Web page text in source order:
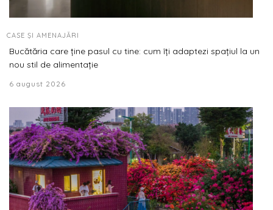
CASE ȘI AMENAJĂRI
Bucătăria care ține pasul cu tine: cum îți adaptezi spațiul la un
nou stil de alimentație
6 august 2026